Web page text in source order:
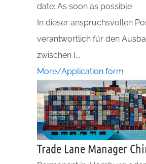
date: As soon as possible
In dieser anspruchsvollen
verantwortlich für den
zwischen I...
More/Application form
Trade Lane Manager